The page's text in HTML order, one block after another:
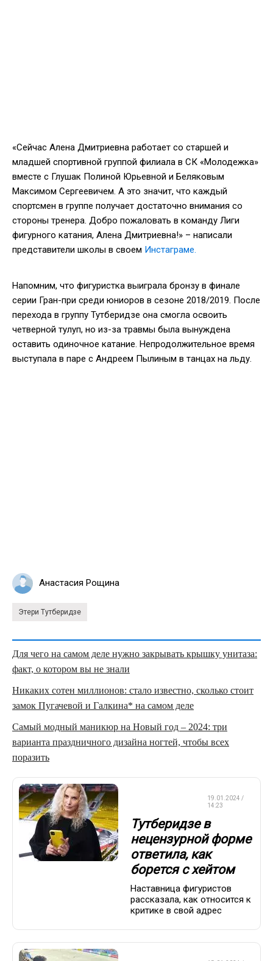
«Сейчас Алена Дмитриевна работает со старшей и
младшей спортивной группой филиала в СК «Молодежка»
вместе с Глушак Полиной Юрьевной и Беляковым
Максимом Сергеевичем. А это значит, что каждый
спортсмен в группе получает достаточно внимания со
стороны тренера. Добро пожаловать в команду Лиги
фигурного катания, Алена Дмитриевна!» – написали
представители школы в своем Инстаграме.
Напомним, что фигуристка выиграла бронзу в финале
серии Гран-при среди юниоров в сезоне 2018/2019. После
перехода в группу Тутберидзе она смогла освоить
четверной тулуп, но из-за травмы была вынуждена
оставить одиночное катание. Непродолжительное время
выступала в паре с Андреем Пылиным в танцах на льду.
Анастасия Рощина
Этери Тутберидзе
Для чего на самом деле нужно закрывать крышку унитаза:
факт, о котором вы не знали
Никаких сотен миллионов: стало известно, сколько стоит
замок Пугачевой и Галкина* на самом деле
Самый модный маникюр на Новый год – 2024: три
варианта праздничного дизайна ногтей, чтобы всех
поразить
19.01.2024 /
14:23
Тутберидзе в
нецензурной форме
ответила, как
борется с хейтом
Наставница фигуристов
рассказала, как относится к
критике в свой адрес